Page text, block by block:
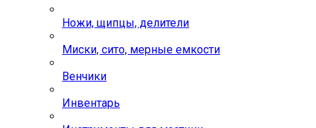
Ножи, щипцы, делители
Миски, сито, мерные емкости
Венчики
Инвентарь